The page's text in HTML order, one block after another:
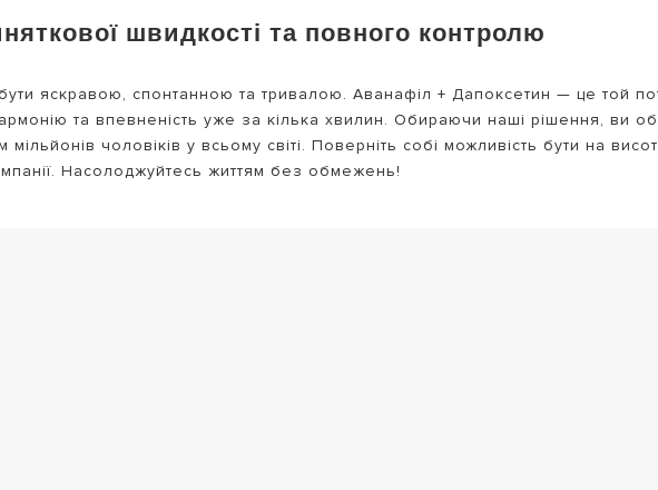
швидкості та повного контролю
яскравою, спонтанною та тривалою. Аванафіл + Дапоксетин — це той
та впевненість уже за кілька хвилин. Обираючи наші рішення, ви
чоловіків у всьому світі. Поверніть собі можливість бути на
Насолоджуйтесь життям без обмежень!